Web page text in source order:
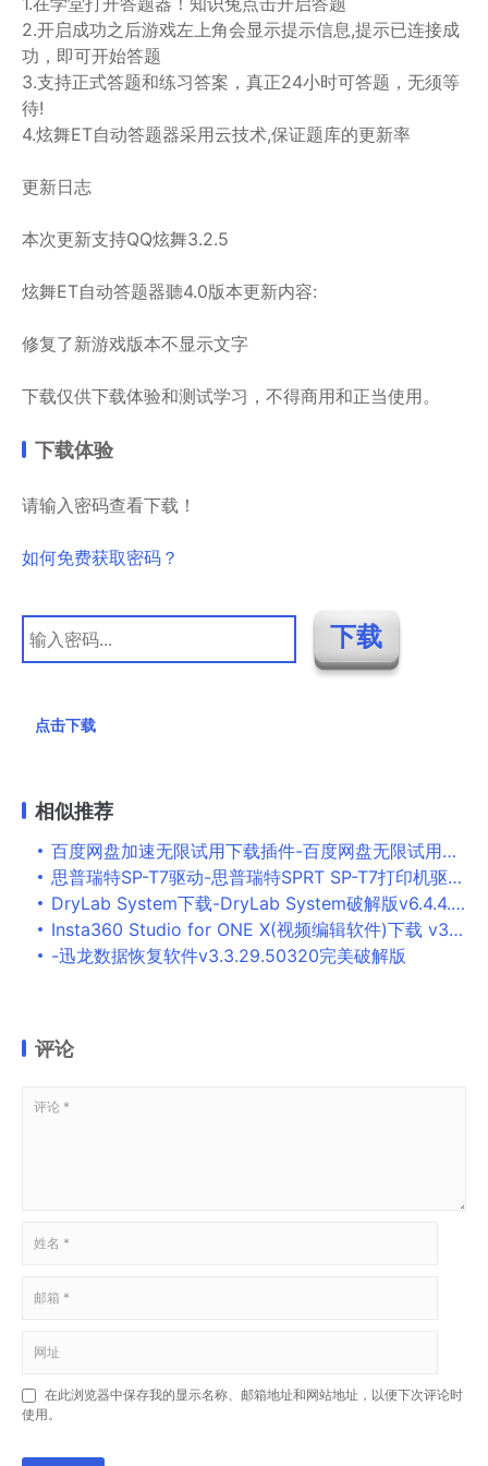
2.开启成功之后游戏左上角会显示提示信息,提示已连接成
功，即可开始答题
3.支持正式答题和练习答案，真正24小时可答题，无须等
待!
4.炫舞ET自动答题器采用云技术,保证题库的更新率
更新日志
本次更新支持QQ炫舞3.2.5
炫舞ET自动答题器聽4.0版本更新内容:
修复了新游戏版本不显示文字
下载仅供下载体验和测试学习，不得商用和正当使用。
下载体验
请输入密码查看下载！
如何免费获取密码？
点击下载
相似推荐
百度网盘加速无限试用下载插件-百度网盘无限试用2018插件免费版
思普瑞特SP-T7驱动-思普瑞特SPRT SP-T7打印机驱动下载 附安装教程
DryLab System下载-DryLab System破解版v6.4.4.81
Insta360 Studio for ONE X(视频编辑软件)下载 v3.2.2官方版
-迅龙数据恢复软件v3.3.29.50320完美破解版
评论
在此浏览器中保存我的显示名称、邮箱地址和网站地址，以便下次评论时
使用。